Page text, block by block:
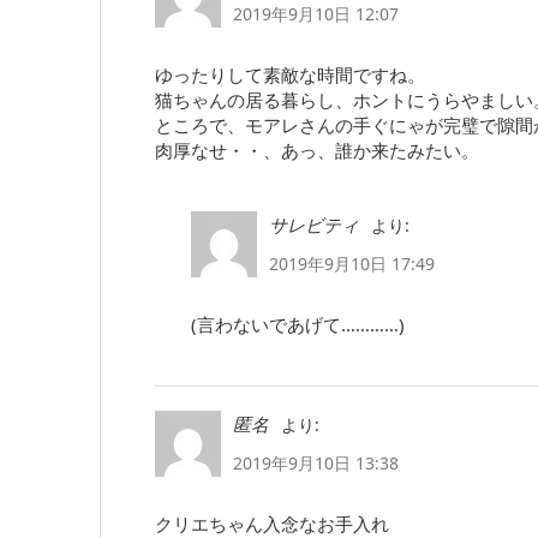
2019年9月10日 12:07
ゆったりして素敵な時間ですね。
猫ちゃんの居る暮らし、ホントにうらやましい。
ところで、モアレさんの手ぐにゃが完璧で隙間
肉厚なせ・・、あっ、誰か来たみたい。
サレビティ
より:
2019年9月10日 17:49
(言わないであげて…………)
匿名
より:
2019年9月10日 13:38
クリエちゃん入念なお手入れ